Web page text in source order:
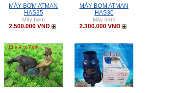
MÁY BƠM ATMAN
HAS35
Máy bơm
2.500.000 VNĐ
MÁY BƠM ATMAN
HAS30
Máy bơm
2.300.000 VNĐ